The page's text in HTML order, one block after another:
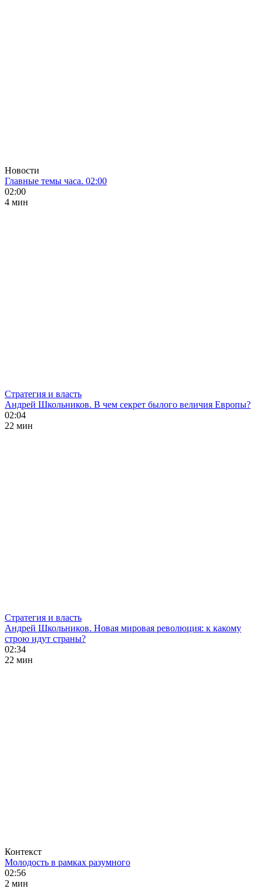
Новости
Главные темы часа. 02:00
02:00
4 мин
Стратегия и власть
Андрей Школьников. В чем секрет былого величия Европы?
02:04
22 мин
Стратегия и власть
Андрей Школьников. Новая мировая революция: к какому
строю идут страны?
02:34
22 мин
Контекст
Молодость в рамках разумного
02:56
2 мин